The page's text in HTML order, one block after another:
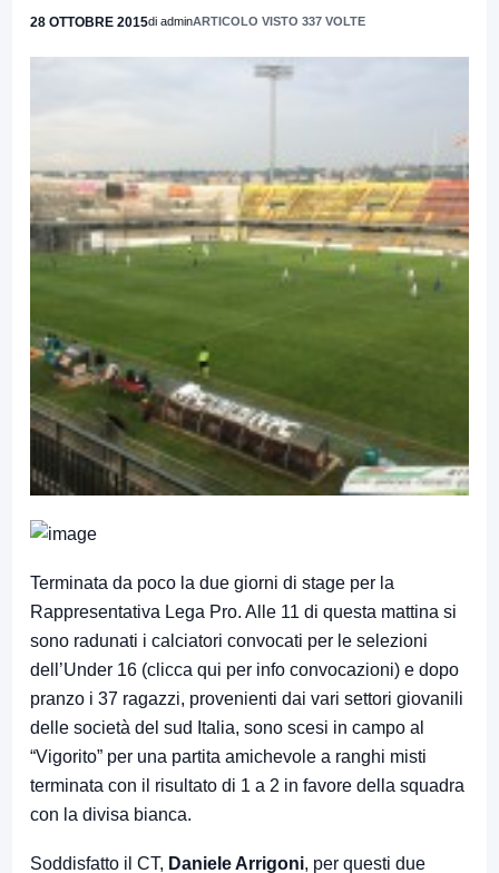
28 OTTOBRE 2015di adminARTICOLO VISTO 337 VOLTE
Terminata da poco la due giorni di stage per la
Rappresentativa Lega Pro. Alle 11 di questa mattina si
sono radunati i calciatori convocati per le selezioni
dell’Under 16 (clicca qui per info convocazioni) e dopo
pranzo i 37 ragazzi, provenienti dai vari settori giovanili
delle società del sud Italia, sono scesi in campo al
“Vigorito” per una partita amichevole a ranghi misti
terminata con il risultato di 1 a 2 in favore della squadra
con la divisa bianca.
Soddisfatto il CT, Daniele Arrigoni, per questi due